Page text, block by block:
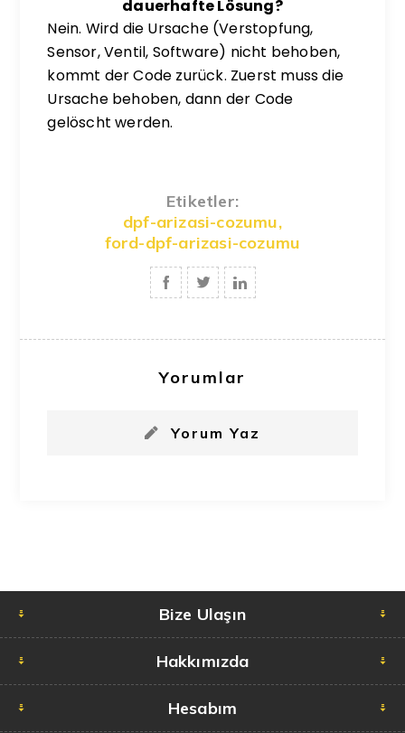
dauerhafte Lösung?
Nein. Wird die Ursache (Verstopfung,
Sensor, Ventil, Software) nicht behoben,
kommt der Code zurück. Zuerst muss die
Ursache behoben, dann der Code
gelöscht werden.
Etiketler:
dpf-arizasi-cozumu,
ford-dpf-arizasi-cozumu
Yorumlar
Yorum Yaz
Bize Ulaşın
Hakkımızda
Hesabım